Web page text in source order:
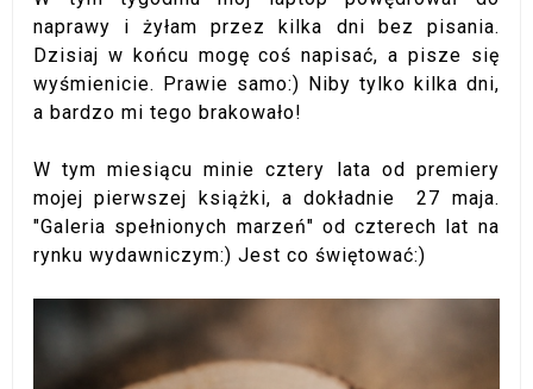
naprawy i żyłam przez kilka dni bez pisania.
Dzisiaj w końcu mogę coś napisać, a pisze się
wyśmienicie. Prawie samo:) Niby tylko kilka dni,
a bardzo mi tego brakowało!
W tym miesiącu minie cztery lata od premiery
mojej pierwszej książki, a dokładnie 27 maja.
"Galeria spełnionych marzeń" od czterech lat na
rynku wydawniczym:) Jest co świętować:)